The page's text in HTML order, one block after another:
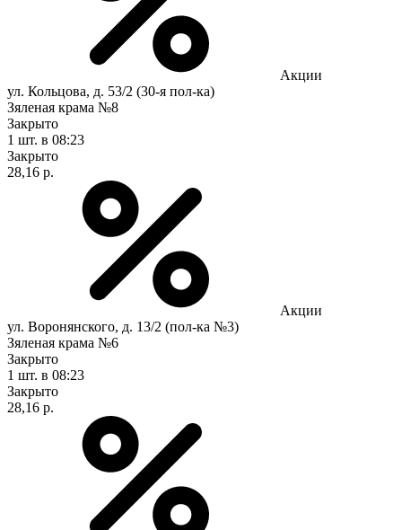
Акции
ул. Кольцова, д. 53/2 (30-я пол-ка)
Зяленая крама №8
Закрыто
1 шт. в 08:23
Закрыто
28,16 р.
Акции
ул. Воронянского, д. 13/2 (пол-ка №3)
Зяленая крама №6
Закрыто
1 шт. в 08:23
Закрыто
28,16 р.